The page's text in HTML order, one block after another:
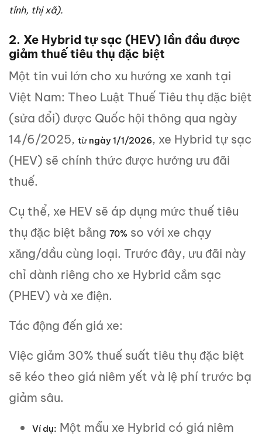
tỉnh, thị xã).
2. Xe Hybrid tự sạc (HEV) lần đầu được
giảm thuế tiêu thụ đặc biệt
Một tin vui lớn cho xu hướng xe xanh tại
Việt Nam: Theo Luật Thuế Tiêu thụ đặc biệt
(sửa đổi) được Quốc hội thông qua ngày
14/6/2025, từ ngày 1/1/2026, xe Hybrid tự sạc
(HEV) sẽ chính thức được hưởng ưu đãi
thuế.
Cụ thể, xe HEV sẽ áp dụng mức thuế tiêu
thụ đặc biệt bằng 70% so với xe chạy
xăng/dầu cùng loại. Trước đây, ưu đãi này
chỉ dành riêng cho xe Hybrid cắm sạc
(PHEV) và xe điện.
Tác động đến giá xe:
Việc giảm 30% thuế suất tiêu thụ đặc biệt
sẽ kéo theo giá niêm yết và lệ phí trước bạ
giảm sâu.
Ví dụ: Một mẫu xe Hybrid có giá niêm